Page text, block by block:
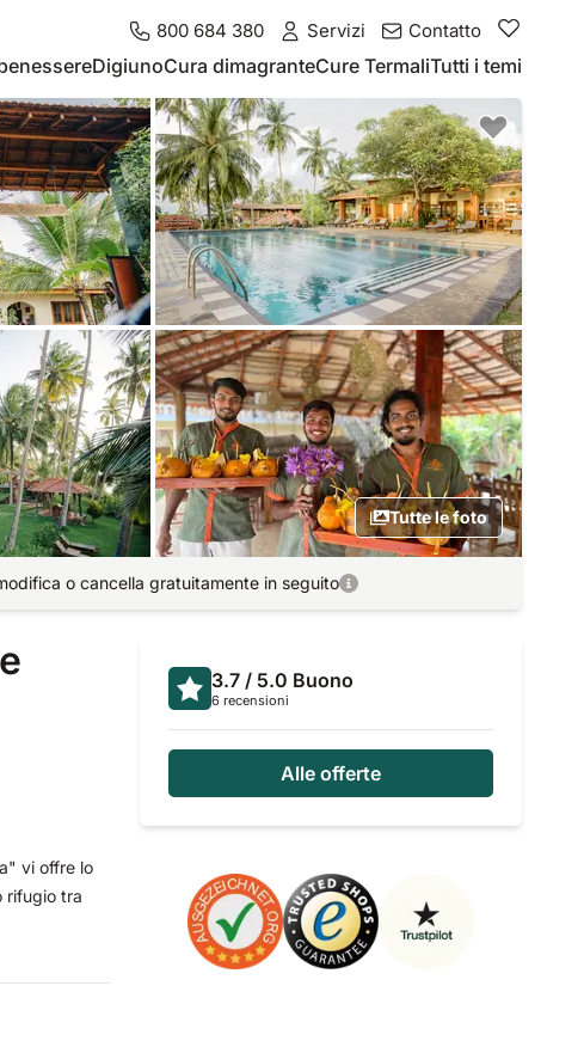
800 684 380 Servizi Contatto
DigiunoCura dimagranteCure TermaliTutti i temi
Tutte le foto
o cancella gratuitamente in seguito
3.7 / 5.0 Buono
6 recensioni
Alle offerte
vi offre lo
rifugio tra